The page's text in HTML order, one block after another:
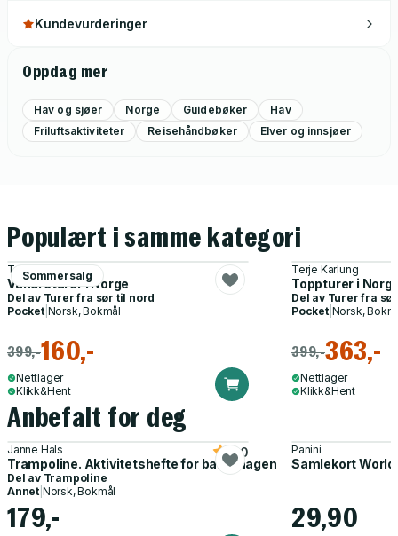
Kundevurderinger
Oppdag mer
Hav og sjøer Norge Guidebøker
Hav
Friluftsaktiviteter
Reisehåndbøker Elver og innsjøer
Populært i samme kategori
Sommersalg
Terje Karlung
Vandreturer i Norge
Del av Turer fra sør til nord
Pocket| Norsk, Bokmål
399,-160,-
Nettlager
Klikk&Hent
Terje Karlung
Toppturer i
Del av Turer fra
Pocket| Norsk,
399,-363,-
Nettlager
Klikk&Hent
Anbefalt for deg
Janne Hals
Trampoline. Aktivitetshefte for barnehagen
5.0
Del av Trampoline
Annet Norsk, Bokmål
179,-
Panini
Samlekort
29,90